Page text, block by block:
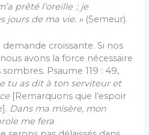
prêté l’oreille ; je
jours de ma vie. » (Semeur).
croissante. Si nos
avons la force nécessaire
Psaume 119 : 49,
tu as dit à ton serviteur et
[Remarquons que l’espoir
Dans ma misère, mon
me fera